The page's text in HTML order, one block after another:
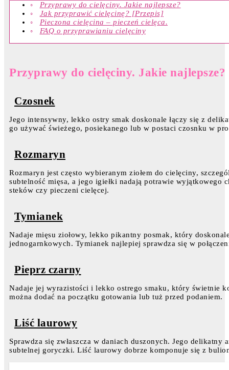
Przyprawy do cielęciny. Jakie najlepsze?
Jak przyprawić cielęcinę? [Przepis]
Pieczona cielęcina – pieczeń cielęca.
FAQ o przyprawianiu cielęciny
Przyprawy do cielęciny. Jakie najlepsze?
Czosnek
Jego intensywny, lekko ostry smak doskonale łączy się z
go używać świeżego, posiekanego lub w postaci czosnku w
Rozmaryn
Rozmaryn jest często wybieranym ziołem do cielęciny,
subtelność mięsa, a jego igiełki nadają potrawie wyjątkowego
steków czy pieczeni cielęcej.
Tymianek
Nadaje mięsu ziołowy, lekko pikantny posmak, który
jednogarnkowych. Tymianek najlepiej sprawdza się w
Pieprz czarny
Nadaje jej wyrazistości i lekko ostrego smaku, który świetnie
można dodać na początku gotowania lub tuż przed podaniem.
Liść laurowy
Sprawdza się zwłaszcza w daniach duszonych. Jego delikatny
subtelnej goryczki. Liść laurowy dobrze komponuje się z